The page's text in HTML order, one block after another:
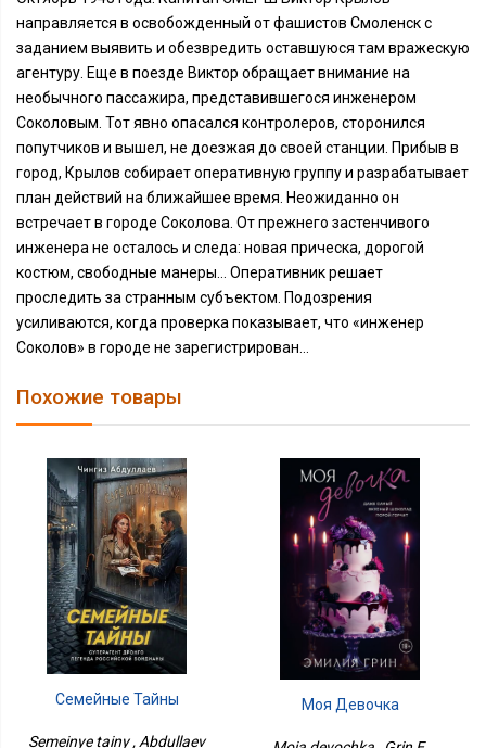
направляется в освобожденный от фашистов Смоленск с
заданием выявить и обезвредить оставшуюся там вражескую
агентуру. Еще в поезде Виктор обращает внимание на
необычного пассажира, представившегося инженером
Соколовым. Тот явно опасался контролеров, сторонился
попутчиков и вышел, не доезжая до своей станции. Прибыв в
город, Крылов собирает оперативную группу и разрабатывает
план действий на ближайшее время. Неожиданно он
встречает в городе Соколова. От прежнего застенчивого
инженера не осталось и следа: новая прическа, дорогой
костюм, свободные манеры… Оперативник решает
проследить за странным субъектом. Подозрения
усиливаются, когда проверка показывает, что «инженер
Соколов» в городе не зарегистрирован…
Похожие товары
Семейные Тайны
Semeinye tainy , Abdullaev
Моя Девочка